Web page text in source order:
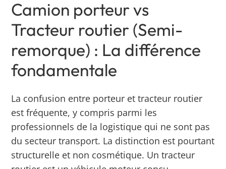
Camion porteur vs
Tracteur routier (Semi-
remorque) : La différence
fondamentale
La confusion entre porteur et tracteur routier
est fréquente, y compris parmi les
professionnels de la logistique qui ne sont pas
du secteur transport. La distinction est pourtant
structurelle et non cosmétique. Un tracteur